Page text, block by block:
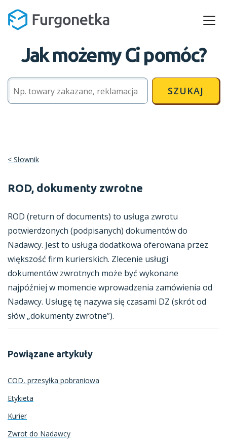
Jak możemy Ci pomóc?
SZUKAJ
Słownik
ROD, dokumenty zwrotne
ROD (return of documents) to usługa zwrotu
potwierdzonych (podpisanych) dokumentów do
Nadawcy. Jest to usługa dodatkowa oferowana przez
większość firm kurierskich. Zlecenie usługi
dokumentów zwrotnych może być wykonane
najpóźniej w momencie wprowadzenia zamówienia od
Nadawcy. Usługę tę nazywa się czasami DZ (skrót od
słów „dokumenty zwrotne”).
Powiązane artykuły
COD, przesyłka pobraniowa
Etykieta
Kurier
Zwrot do Nadawcy